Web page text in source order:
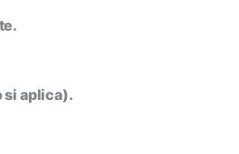
si aplica).